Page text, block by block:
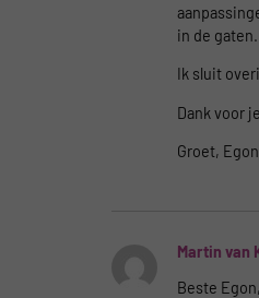
in de gaten.
Ik sluit
Dank voor
Groet,
Martin van
Beste